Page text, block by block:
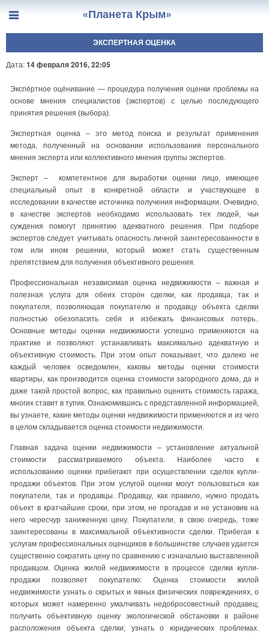
«Планета Крым»
ЭКСПЕРТНАЯ ОЦЕНКА
Дата:14 февраля 2016, 22:05
Экспе́ртное оце́нивание — процедура получения оценки проблемы на
основе мнения специалистов (экспертов) с целью последующего
принятия решения (выбора).
Экспертная оценка – это метод поиска и результат применения
метода, полученный на основании использования персонального
мнения эксперта или коллективного мнения группы экспертов.
Эксперт – компетентное для выработки оценки лицо, имеющее
специальный опыт в конкретной области и участвующее в
исследовании в качестве источника получения информации. Очевидно,
в качестве экспертов необходимо использовать тех людей, чьи
суждения помогут принятию адекватного решения. При подборе
экспертов следует учитывать опасность личной заинтересованности в
том или ином решении, который может стать существенным
препятствием для получения объективного решения.
Профессиональная независимая оценка недвижимости – важная и
полезная услуга для обеих сторон сделки, как продавца, так и
покупателя, позволяющая покупателю и продавцу объекта сделки
полностью обезопасить себя и избежать финансовых потерь..
Основные методы оценки недвижимости успешно применяются на
практике и позволяют устанавливать максимально адекватную и
объективную стоимость. При этом опыт показывает, что далеко не
каждый человек осведомлен, каковы методы оценки стоимости
квартиры, как производится оценка стоимости загородного дома, да и
даже такой простой вопрос, как правильно оценить стоимость гаража,
многих ставит в тупик. Ознакомившись с представленной информацией,
вы узнаете, какие методы оценки недвижимости применяются и из чего
в целом складывается оценка стоимости недвижимости.
Главная задача оценки недвижимости – установление актуальной
стоимости рассматриваемого объекта. Наиболее часто к
использованию оценки прибегают при осуществлении сделок купли-
продажи объектов. При этом услугой оценки могут пользоваться как
покупатели, так и продавцы. Продавцу, как правило, нужно продать
объект в кратчайшие сроки, при этом, не прогадав и не установив на
него чересчур заниженную цену. Покупатели, в свою очередь, тоже
заинтересованы в максимальной объективности сделки. Прибегая к
услугам профессиональных оценщиков в большинстве случаев удается
существенно сократить цену по сравнению с изначально выставленной
продавцом. Оценка жилой недвижимости в процессе сделки купли-
продажи позволяет покупателю: Оценка стоимости жилой
недвижимости узнать о скрытых и явных физических повреждениях, о
которых может намеренно умалчивать недобросовестный продавец;
получить объективную оценку экологической обстановки в районе
расположения объекта сделки; узнать о юридических проблемах.